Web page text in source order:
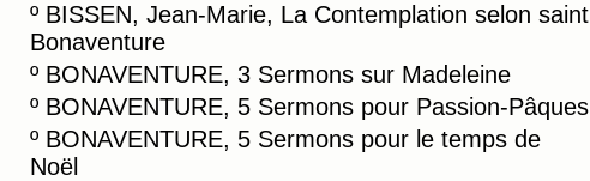
º BISSEN, Jean-Marie, La Contemplation selon saint
Bonaventure
º BONAVENTURE, 3 Sermons sur Madeleine
º BONAVENTURE, 5 Sermons pour Passion-Pâques
º BONAVENTURE, 5 Sermons pour le temps de
Noël